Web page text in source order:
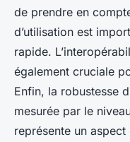
de prendre en
d’utilisation est
rapide.
également cruciale
Enfin, la robustesse
mesurée par le
représente un